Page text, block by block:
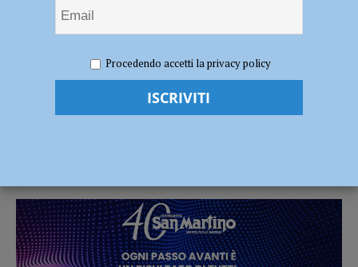
fiamme nella notte, intervento dei vigili del fuoco a La Verza
Rotoballe in fiamme nella notte,
Procedendo accetti la privacy policy